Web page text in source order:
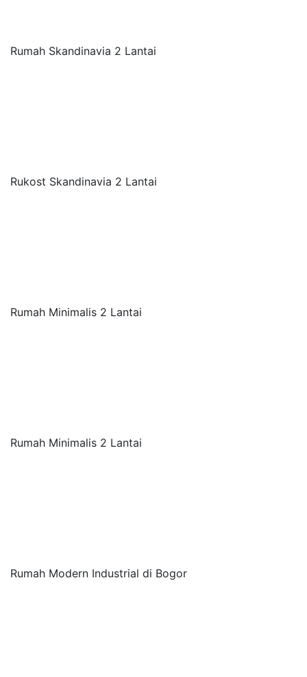
Rumah Skandinavia 2 Lantai
Rukost Skandinavia 2 Lantai
Rumah Minimalis 2 Lantai
Rumah Minimalis 2 Lantai
Rumah Modern Industrial di Bogor